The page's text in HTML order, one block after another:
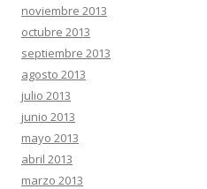
noviembre 2013
octubre 2013
septiembre 2013
agosto 2013
julio 2013
junio 2013
mayo 2013
abril 2013
marzo 2013